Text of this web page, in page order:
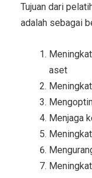
Tujuan dari
adalah sebagai
aset
Menjaga